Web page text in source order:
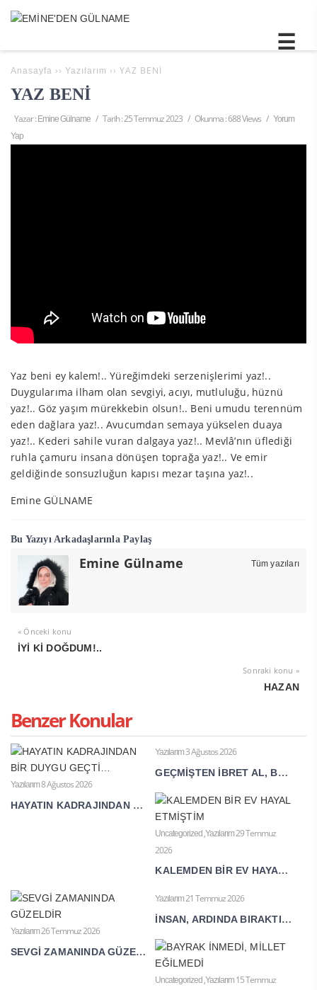
Anasayfa ›› Yazılarım ›› YAZ BENİ
YAZ BENİ
Yazar : Emine Gülname / Tarih :25 Temmuz 2023 / Okunma : 688 Views / Yorum
Yap
Yaz beni ey kalem!.. Yüreğimdeki serzenişlerimi yaz!..
Duygularıma ilham olan sevgiyi, acıyı, mutluluğu, hüznü
yaz!.. Göz yaşım mürekkebin olsun!.. Beni umudu terennüm
eden dağlara yaz!.. Avucumdan semaya yükselen duaya
yaz!.. Kederi sahile vuran dalgaya yaz!.. Mevlâ’nın üflediği
ruhla çamuru insana dönüşen toprağa yaz!.. Ve emir
geldiğinde sonsuzluğun kapısı mezar taşına yaz!..
Emine GÜLNAME
Bu Yazıyı Arkadaşlarınla Paylaş
Emine Gülname Tüm yazıları
« Önceki konu
İYİ Kİ DOĞDUM!..
Sonraki konu »
HAZAN
Benzer Konular
Yazılarım8 Ağustos 2026
HAYATIN KADRAJINDAN BİR DUYGU GEÇTİ…
Yazılarım3 Ağustos 2026
GEÇMİŞTEN İBRET AL, BUGÜNÜ YAŞA, GELECEĞİNİ İNŞA ET
Uncategorized ,Yazılarım29 Temmuz
2026
KALEMDEN BİR EV HAYAL ETMİŞTİM
Yazılarım26 Temmuz 2026
SEVGİ ZAMANINDA GÜZELDİR
Yazılarım21 Temmuz 2026
İNSAN, ARDINDA BIRAKTIĞI İZ KADAR YAŞAR
Uncategorized ,Yazılarım 15 Temmuz